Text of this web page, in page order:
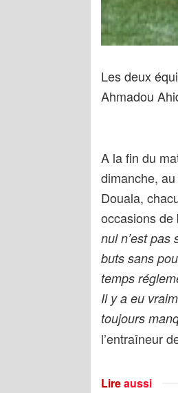
Les deux
Ahmadou
A la fin du
dimanche,
Douala,
occasions de
nul n’est pas
buts sans
temps
Il y a eu
toujours
l’entraîneur
Lireaussi